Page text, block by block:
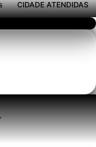
CIDADE ATENDIDAS